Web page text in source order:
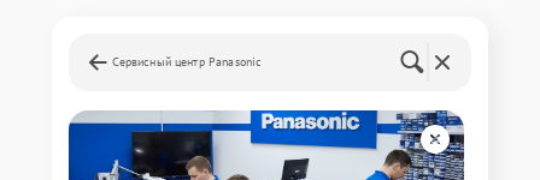
Сервисный центр Panasonic